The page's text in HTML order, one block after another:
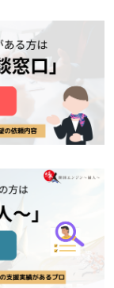
契約形態の提案
ィング
支援
支援
援